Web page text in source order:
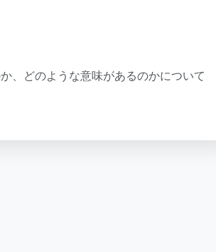
、どのような意味があるのかについて